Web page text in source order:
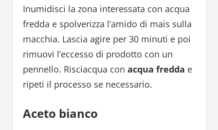
Inumidisci la zona interessata con acqua
fredda e spolverizza l’amido di mais sulla
macchia. Lascia agire per 30 minuti e poi
rimuovi l’eccesso di prodotto con un
pennello. Risciacqua con acqua fredda e
ripeti il processo se necessario.
Aceto bianco